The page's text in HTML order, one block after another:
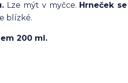
Lze mýt v myčce. Hrneček
blízké.
200 ml.